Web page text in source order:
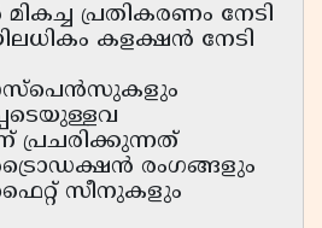
പ്രതികരണം നേടി
കളക്ഷൻ നേടി
സസ്പെൻസുകളും
പ്രചരിക്കുന്നത്
രംഗങ്ങളും
ഫൈറ്റ് സീനുകളും